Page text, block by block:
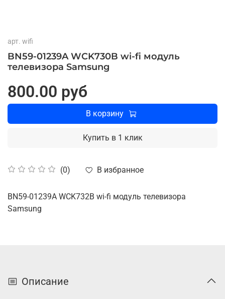
арт. wifi
BN59-01239A WCK730B wi-fi модуль
телевизора Samsung
(0) В избранное
800.00 руб
В корзину
Купить в 1 клик
BN59-01239A WCK732B wi-fi модуль телевизора
Samsung
Описание